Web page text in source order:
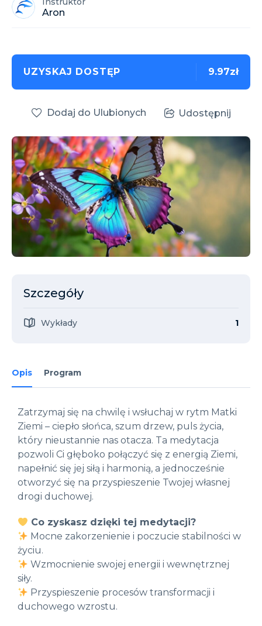
Aron
Opis Program
Zatrzymaj się na chwilę i wsłuchaj w rytm Matki
Ziemi – ciepło słońca, szum drzew, puls życia,
który nieustannie nas otacza. Ta medytacja
pozwoli Ci głęboko połączyć się z energią Ziemi,
napełnić się jej siłą i harmonią, a jednocześnie
otworzyć się na przyspieszenie Twojej własnej
drogi duchowej.
Co zyskasz dzięki tej medytacji?
Mocne zakorzenienie i poczucie stabilności w
życiu.
Wzmocnienie swojej energii i wewnętrznej
siły.
Przyspieszenie procesów transformacji i
duchowego wzrostu.
UZYSKAJ DOSTĘP 9.97zł
Dodaj do Ulubionych Udostępnij
Szczegóły
Wykłady 1